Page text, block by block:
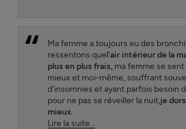
Ma femme a toujours eu des
ressentons quel'air intérieur de la
plus en plus frais,ma femme se sent
mieux et moi-même, souffrant
d'insomnies et ayant parfois besoin
pour ne pas se réveiller la nuit,je
mieux.
Lire la suite...